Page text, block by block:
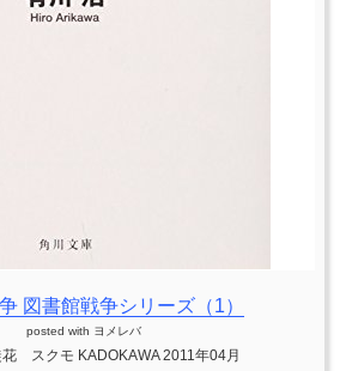
図書館戦争シリーズ（1）
posted with ヨメレバ
スクモ KADOKAWA 2011年04月